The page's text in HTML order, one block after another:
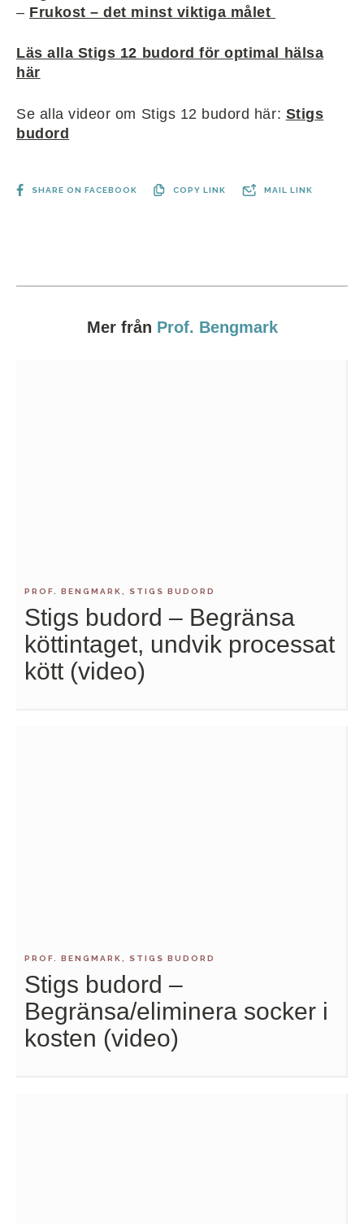
– Frukost – det minst viktiga målet
Läs alla Stigs 12 budord för optimal hälsa
här
Se alla videor om Stigs 12 budord här: Stigs
budord
SHARE ON FACEBOOK COPY LINK MAIL LINK
Mer från Prof. Bengmark
PROF. BENGMARK, STIGS BUDORD
Stigs budord – Begränsa
köttintaget, undvik processat
kött (video)
PROF. BENGMARK, STIGS BUDORD
Stigs budord –
Begränsa/eliminera socker i
kosten (video)